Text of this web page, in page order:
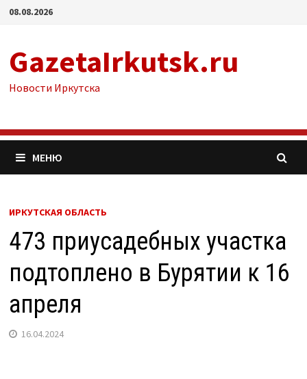
Перейти
08.08.2026
GazetaIrkutsk.ru
Новости Иркутска
МЕНЮ
ИРКУТСКАЯ ОБЛАСТЬ
473 приусадебных участка
подтоплено в Бурятии к 16
апреля
16.04.2024